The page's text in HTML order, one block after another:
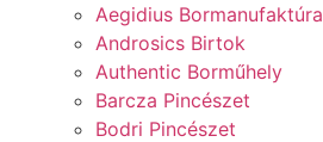
Aegidius Bormanufaktúra
Androsics Birtok
Authentic Borműhely
Barcza Pincészet
Bodri Pincészet